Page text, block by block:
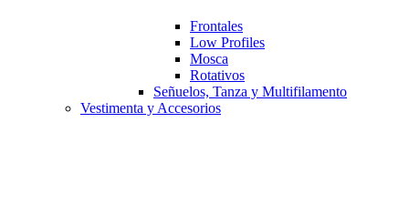
Frontales
Low Profiles
Mosca
Rotativos
Señuelos, Tanza y Multifilamento
Vestimenta y Accesorios